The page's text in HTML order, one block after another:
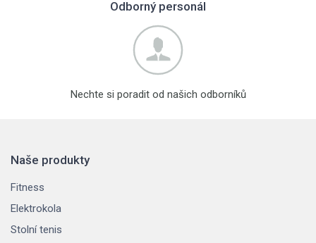
Odborný personál
Nechte si poradit od našich odborníků
Naše produkty
Fitness
Elektrokola
Stolní tenis